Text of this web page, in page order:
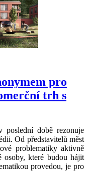
pro
trh s
poslední době rezonuje
Od představitelů měst
problematiky aktivně
osoby, které budou hájit
provedou, je pro